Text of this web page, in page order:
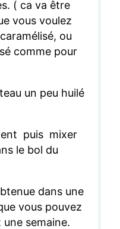
( ca va être
vous voulez
ou
comme pour
un peu huilé
puis mixer
le bol du
dans une
vous pouvez
semaine.